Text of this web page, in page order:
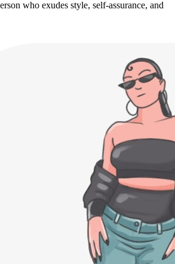
who exudes style, self-assurance, and